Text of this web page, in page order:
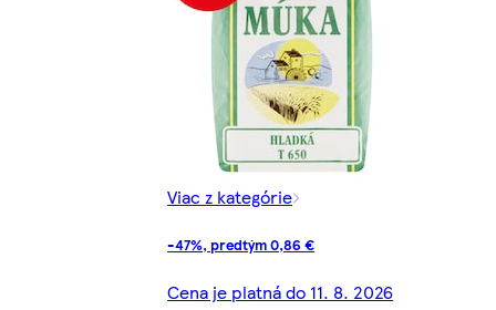
Viac z kategórie
-47%, predtým 0,86 €
Cena je platná do 11. 8. 2026